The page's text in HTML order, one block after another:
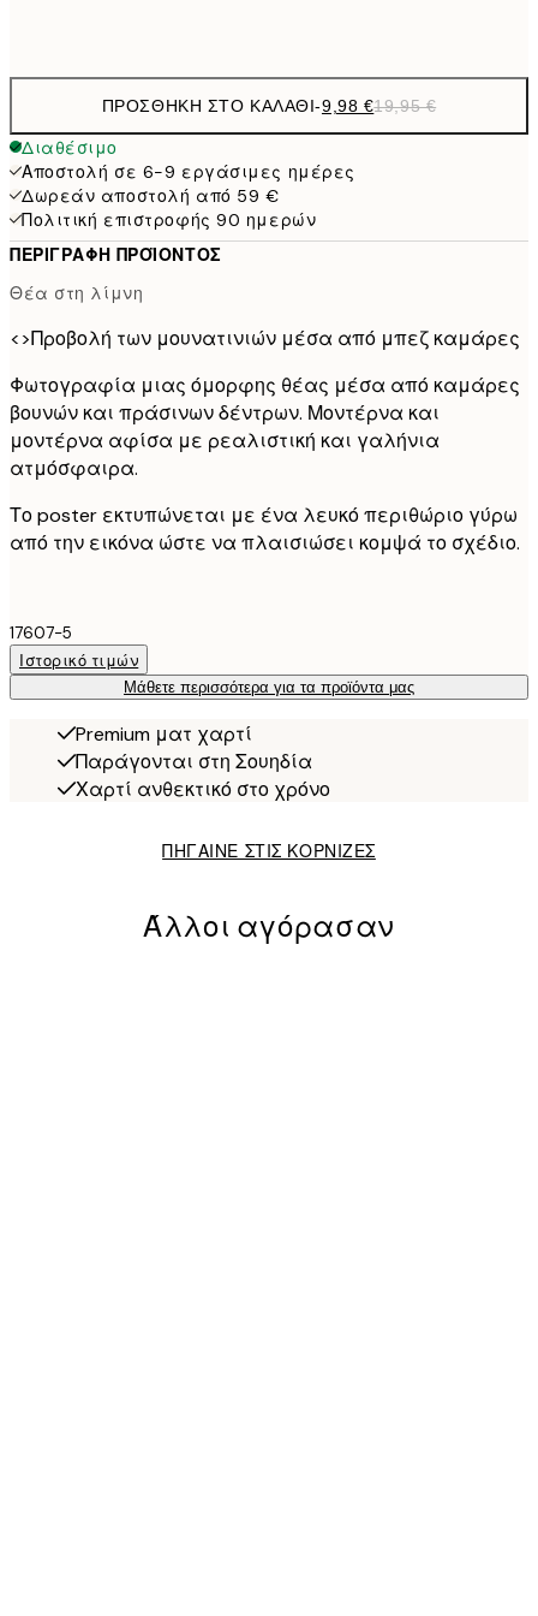
ΠΡΟΣΘΉΚΗ ΣΤΟ ΚΑΛΆΘΙ-9,98 €19,95 €
Διαθέσιμο
Αποστολή σε 6-9 εργάσιμες ημέρες
Δωρεάν αποστολή από 59 €
Πολιτική επιστροφής 90 ημερών
ΠΕΡΙΓΡΑΦΉ ΠΡΟΪΌΝΤΟΣ
Θέα στη λίμνη
<>Προβολή των μουνατινιών μέσα από μπεζ καμάρες
Φωτογραφία μιας όμορφης θέας μέσα από καμάρες
βουνών και πράσινων δέντρων. Μοντέρνα και
μοντέρνα αφίσα με ρεαλιστική και γαλήνια
ατμόσφαιρα.
Το poster εκτυπώνεται με ένα λευκό περιθώριο γύρω
από την εικόνα ώστε να πλαισιώσει κομψά το σχέδιο.
17607-5
Ιστορικό τιμών
Μάθετε περισσότερα για τα προϊόντα μας
Premium ματ χαρτί
Παράγονται στη Σουηδία
Χαρτί ανθεκτικό στο χρόνο
ΠΗΓΑΙΝΕ ΣΤΙΣ ΚΟΡΝΙΖΕΣ
Άλλοι αγόρασαν